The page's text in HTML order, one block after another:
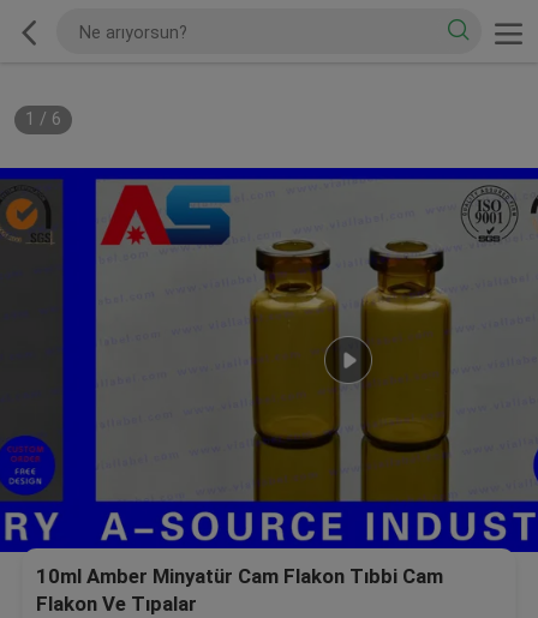
1 / 6
10ml Amber Minyatür Cam Flakon Tıbbi Cam
Flakon Ve Tıpalar